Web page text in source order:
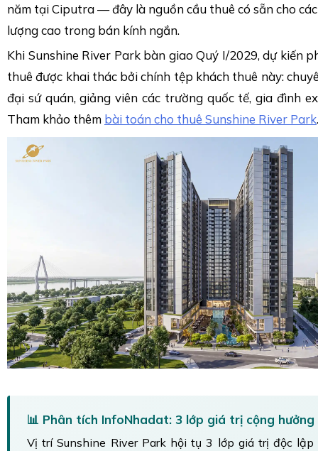
năm tại Ciputra — đây là nguồn cầu thuê có sẵn cho
lượng cao trong bán kính ngắn.
Khi Sunshine River Park bàn giao Quý I/2029, dự kiến
thuê được khai thác bởi chính tệp khách thuê này:
đại sứ quán, giảng viên các trường quốc tế, gia đình
Tham khảo thêm bài toán cho thuê Sunshine River Park.
📊 Phân tích InfoNhadat: 3 lớp giá trị cộng hưởng
Vị trí Sunshine River Park hội tụ 3 lớp giá trị độc lập